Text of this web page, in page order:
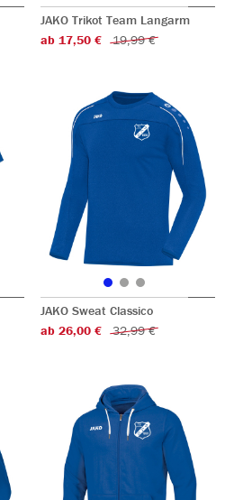
JAKO Trikot Team Langarm
ab 17,50 €
19,99 €
JAKO Sweat Classico
ab 26,00 €
32,99 €